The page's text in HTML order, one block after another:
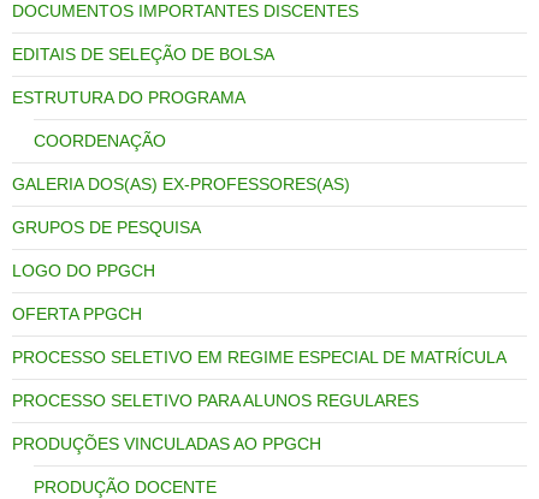
DOCUMENTOS IMPORTANTES DISCENTES
EDITAIS DE SELEÇÃO DE BOLSA
ESTRUTURA DO PROGRAMA
COORDENAÇÃO
GALERIA DOS(AS) EX-PROFESSORES(AS)
GRUPOS DE PESQUISA
LOGO DO PPGCH
OFERTA PPGCH
PROCESSO SELETIVO EM REGIME ESPECIAL DE MATRÍCULA
PROCESSO SELETIVO PARA ALUNOS REGULARES
PRODUÇÕES VINCULADAS AO PPGCH
PRODUÇÃO DOCENTE